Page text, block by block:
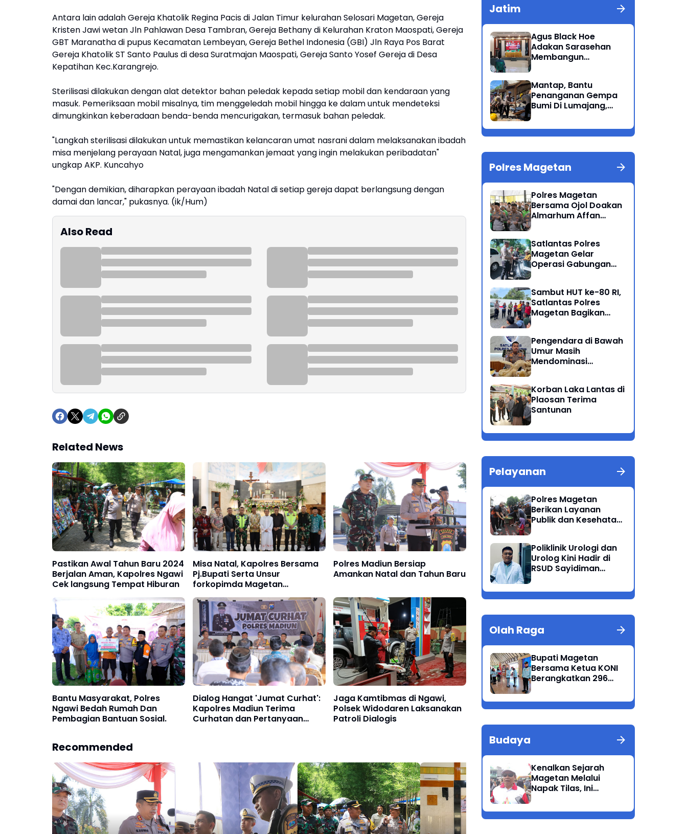
Antara lain adalah Gereja Khatolik Regina Pacis di Jalan Timur kelurahan Selosari Magetan, Gereja
Kristen Jawi wetan Jln Pahlawan Desa Tambran, Gereja Bethany di Kelurahan Kraton Maospati, Gereja
GBT Maranatha di pupus Kecamatan Lembeyan, Gereja Bethel Indonesia (GBI) Jln Raya Pos Barat
Gereja Khatolik ST Santo Paulus di desa Suratmajan Maospati, Gereja Santo Yosef Gereja di Desa
Kepatihan Kec.Karangrejo.
Sterilisasi dilakukan dengan alat detektor bahan peledak kepada setiap mobil dan kendaraan yang
masuk. Pemeriksaan mobil misalnya, tim menggeledah mobil hingga ke dalam untuk mendeteksi
dimungkinkan keberadaan benda-benda mencurigakan, termasuk bahan peledak.
"Langkah sterilisasi dilakukan untuk memastikan kelancaran umat nasrani dalam melaksanakan ibadah
misa menjelang perayaan Natal, juga mengamankan jemaat yang ingin melakukan peribadatan"
ungkap AKP. Kuncahyo
"Dengan demikian, diharapkan perayaan ibadah Natal di setiap gereja dapat berlangsung dengan
damai dan lancar," pukasnya. (ik/Hum)
Also Read
Related News
Pastikan Awal Tahun Baru 2024
Berjalan Aman, Kapolres Ngawi
Cek langsung Tempat Hiburan
Misa Natal, Kapolres Bersama
Pj.Bupati Serta Unsur
forkopimda Magetan
Polres Madiun Bersiap
Amankan Natal dan Tahun Baru
Bantu Masyarakat, Polres
Ngawi Bedah Rumah Dan
Pembagian Bantuan Sosial.
Dialog Hangat 'Jumat Curhat':
Kapolres Madiun Terima
Curhatan dan Pertanyaan
Jaga Kamtibmas di Ngawi,
Polsek Widodaren Laksanakan
Patroli Dialogis
Recommended
Kapolres Madiun Turun
Langsung Pantau
Jatim
Agus Black Hoe
Adakan Sarasehan
Membangun
Dikalangan
Masyarakat Magetan
Mantap, Bantu
Penanganan Gempa
Bumi Di Lumajang,
berikan bantuan
Polres Magetan
Polres Magetan
Bersama Ojol Doakan
Almarhum Affan
Rasa di Jakarta
Satlantas Polres
Magetan Gelar
Operasi Gabungan
Sambut HUT ke-80 RI,
Satlantas Polres
Magetan Bagikan
Pengendara di Bawah
Umur Masih
Mendominasi
Korban Laka Lantas di
Plaosan Terima
Santunan
Pelayanan
Polres Magetan
Berikan Layanan
Publik dan Kesehatan
Poliklinik Urologi dan
Urolog Kini Hadir di
RSUD Sayidiman
Olah Raga
Bupati Magetan
Bersama Ketua KONI
Berangkatkan 296
Jatim 2025
Budaya
Kenalkan Sejarah
Magetan Melalui
Napak Tilas, Ini
Kadis Dikpora.